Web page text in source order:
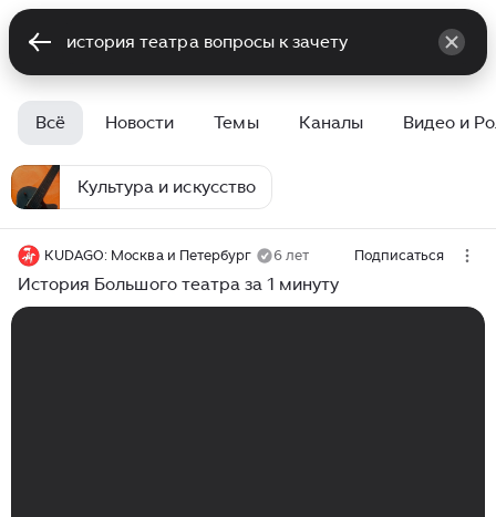
Всё Новости Темы Каналы Видео и
Культура и искусство
KUDAGO: Москва и Петербург 6 лет Подписаться
История Большого театра за 1 минуту